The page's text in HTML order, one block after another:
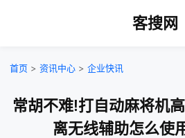
客搜网
首页 > 资讯中心 > 企业快讯
常胡不难!打自动麻将机
离无线辅助怎么使